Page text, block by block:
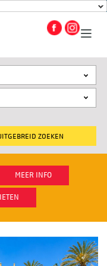
ZOEKEN
MEER INFO